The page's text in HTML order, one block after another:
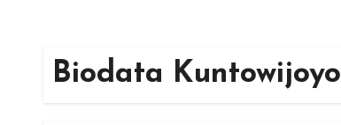
Biodata Kuntowijoyo